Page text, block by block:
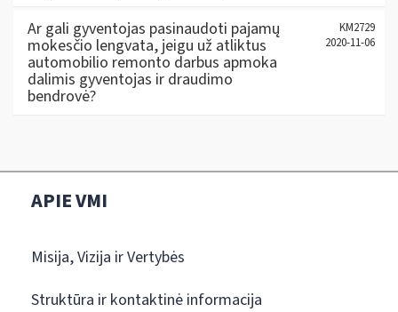
Ar gali gyventojas pasinaudoti pajamų
mokesčio lengvata, jeigu už atliktus
automobilio remonto darbus apmoka
dalimis gyventojas ir draudimo
bendrovė?
KM2729
2020-11-06
APIE VMI
Misija, Vizija ir Vertybės
Struktūra ir kontaktinė informacija